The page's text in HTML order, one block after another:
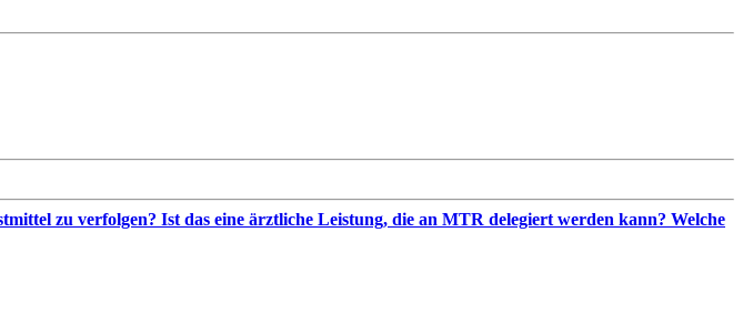
zu verfolgen? Ist das eine ärztliche Leistung, die an MTR delegiert werden kann? Welche